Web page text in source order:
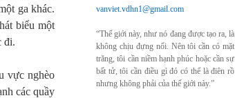
ga khác.
biểu một
đi.
vực nghèo
các quầy
vanviet.vdhn1@gmail.com
“Thế giới này, như nó đang được tạo ra, là
không chịu đựng nổi. Nên tôi cần có mặt
trăng, tôi cần niềm hạnh phúc hoặc cần sự
bất tử, tôi cần điều gì đó có thể là điên rồ
nhưng không phải của thế giới này.”